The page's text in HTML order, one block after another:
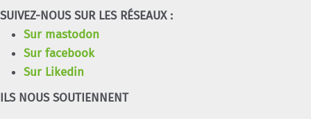
SUIVEZ-NOUS SUR LES RÉSEAUX :
Sur mastodon
Sur facebook
Sur Likedin
ILS NOUS SOUTIENNENT